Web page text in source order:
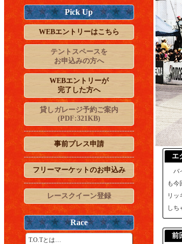
Pick Up
WEBエントリーはこちら
テントスペースを
お申込みの方へ
WEBエントリーが
完了した方へ
貸しガレージ予約ご案内
(PDF:321KB)
事前プレス申請
フリーマーケットのお申込み
レースクイーン登録
Race
T.O.Tとは…
エ
バ
も今
リッ
しち
前